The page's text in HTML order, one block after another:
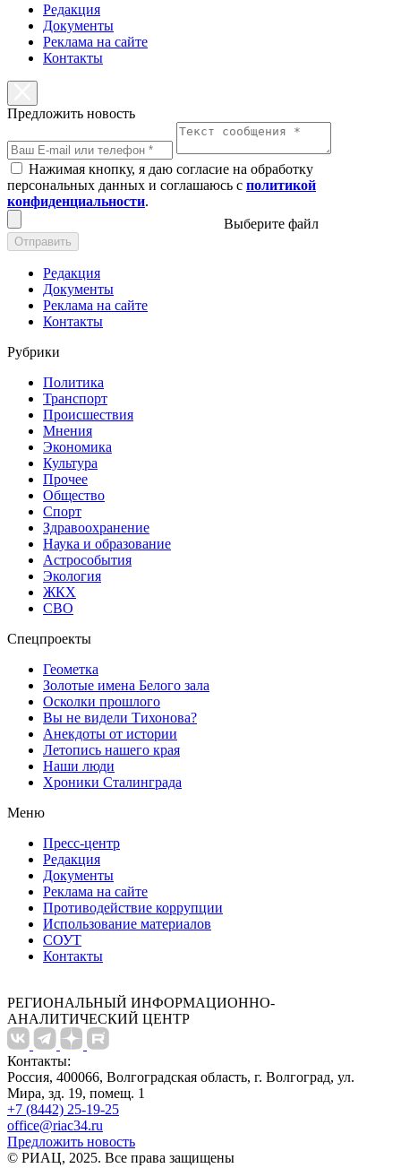
Редакция
Документы
Реклама на сайте
Контакты
Предложить новость
Нажимая кнопку, я даю согласие на обработку
персональных данных и соглашаюсь с политикой
конфиденциальности.
Выберите файл
Отправить
Редакция
Документы
Реклама на сайте
Контакты
Рубрики
Политика
Транспорт
Происшествия
Мнения
Экономика
Культура
Прочее
Общество
Спорт
Здравоохранение
Наука и образование
Астрособытия
Экология
ЖКХ
СВО
Спецпроекты
Геометка
Золотые имена Белого зала
Осколки прошлого
Вы не видели Тихонова?
Анекдоты от истории
Летопись нашего края
Наши люди
Хроники Сталинграда
Меню
Пресс-центр
Редакция
Документы
Реклама на сайте
Противодействие коррупции
Использование материалов
СОУТ
Контакты
РЕГИОНАЛЬНЫЙ ИНФОРМАЦИОННО-
АНАЛИТИЧЕСКИЙ ЦЕНТР
Контакты:
Россия, 400066, Волгоградская область, г. Волгоград, ул.
Мира, зд. 19, помещ. 1
+7 (8442) 25-19-25
office@riac34.ru
Предложить новость
© РИАЦ, 2025. Все права защищены